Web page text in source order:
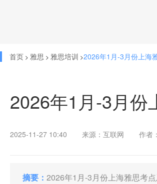
首页 > 雅思 > 雅思培训 >2026年1月-3月份上海
2026年1月-3月份
2025-11-27 10:40 来源：互联网 作者
摘要： 2026年1月-3月份上海雅思考